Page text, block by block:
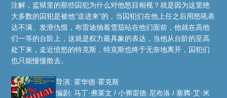
注解，监狱里的那些囚犯为什么对他怒目相视？就是因为这里绝
大多数的囚犯是被他“送进来”的，当囚犯们在他上任之后用怒吼表
达不满、发泄仇恨，布雷迪抽着雪茄站在他们面前，他就在高他
们一等的台阶上，这就是权力最具象的表达，当他从台阶的至高
处下来，走近愤怒的特克斯，特克斯也终于无奈地离开，囚犯们
也只能慢慢散去。
导演: 霍华德·霍克斯
编剧: 马丁·弗莱文 / 小弗雷德·尼布洛 / 塞腾·艾·米